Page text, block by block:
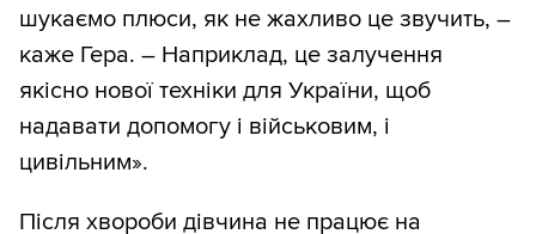
шукаємо плюси, як не жахливо це звучить, –
каже Гера. – Наприклад, це залучення
якісно нової техніки для України, щоб
надавати допомогу і військовим, і
цивільним».
Після хвороби дівчина не працює на